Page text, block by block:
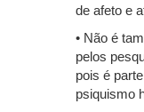
de afeto e
• Não é
pelos
pois é
psiquismo